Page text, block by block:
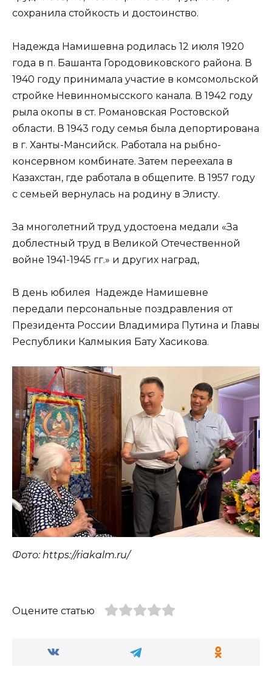
сохранила стойкость и достоинство.
Надежда Намишевна родилась 12 июля 1920
года в п. Башанта Городовиковского района. В
1940 году принимала участие в комсомольской
стройке Невинномысского канала. В 1942 году
рыла окопы в ст. Романовская Ростовской
области. В 1943 году семья была депортирована
в г. Ханты-Мансийск. Работала на рыбно-
консервном комбинате. Затем переехала в
Казахстан, где работала в общепите. В 1957 году
с семьей вернулась на родину в Элисту.
За многолетний труд удостоена медали «За
доблестный труд в Великой Отечественной
войне 1941-1945 гг.» и других наград,
В день юбилея Надежде Намишевне
передали персональные поздравления от
Президента России Владимира Путина и Главы
Республики Калмыкия Бату Хасикова.
Фото: https://riakalm.ru/
Оцените статью